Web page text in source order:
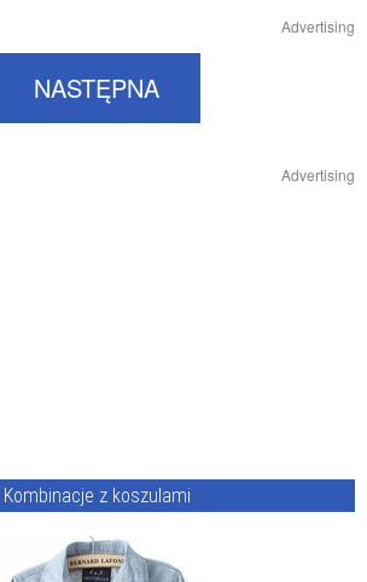
Advertising
NASTĘPNA
Advertising
Kombinacje z koszulami